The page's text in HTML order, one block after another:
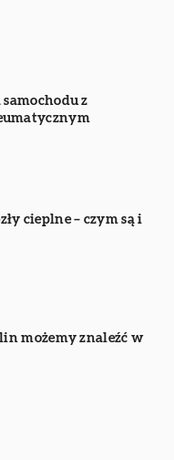
z
cieplne – czym są i
możemy znaleźć w